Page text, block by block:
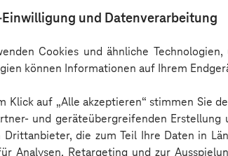
und Datenverarbeitung
Cookies und ähnliche
können Informationen auf Ihrem
Klick auf „Alle akzeptieren“ stimmen Sie
und geräteübergreifenden
Drittanbieter, die zum Teil Ihre Daten in
Analysen, Retargeting und zur